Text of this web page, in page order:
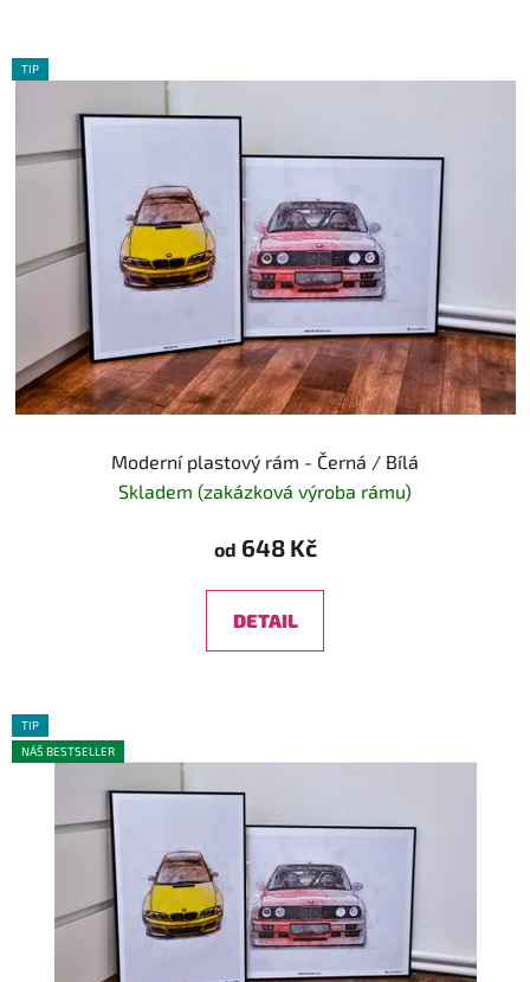
TIP
Moderní plastový rám - Černá / Bílá
Skladem (zakázková výroba rámu)
od 648 Kč
DETAIL
TIP
NÁŠ BESTSELLER